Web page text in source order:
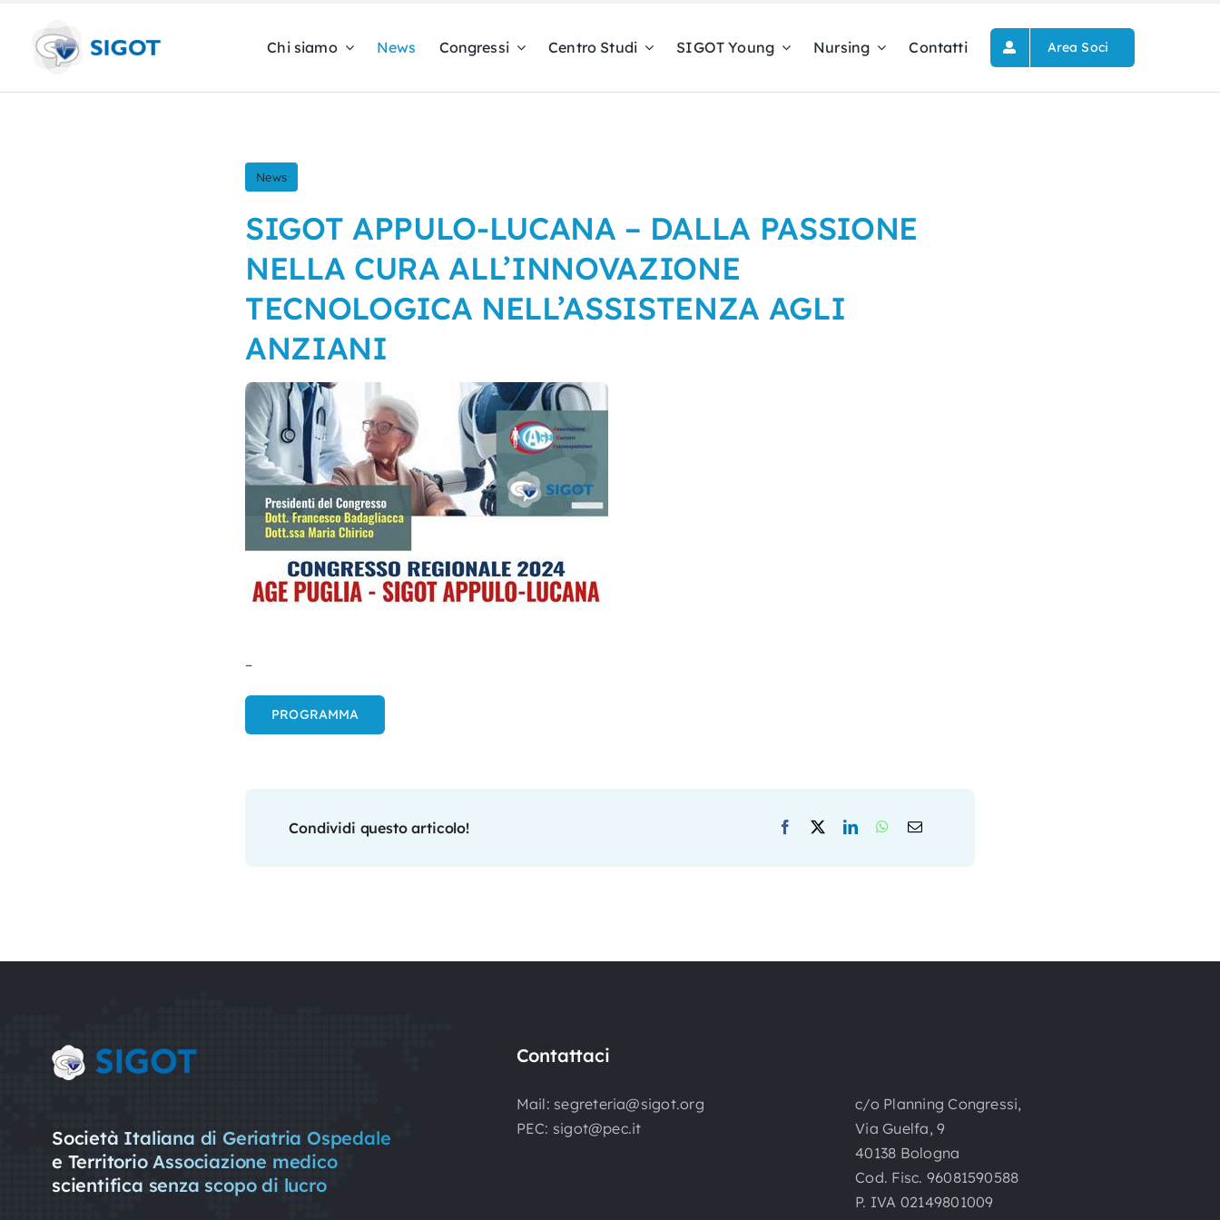
content
Chi siamo News Congressi Centro Studi SIGOT Young Nursing Contatti Area Soci
News
SIGOT APPULO-LUCANA – DALLA PASSIONE
NELLA CURA ALL’INNOVAZIONE
TECNOLOGICA NELL’ASSISTENZA AGLI
ANZIANI
–
PROGRAMMA
Condividi questo articolo!
Società Italiana di Geriatria Ospedale
e Territorio Associazione medico
scientifica senza scopo di lucro
Contattaci
Mail: segreteria@sigot.org
PEC: sigot@pec.it
c/o Planning Congressi,
Via Guelfa, 9
40138 Bologna
Cod. Fisc. 96081590588
P. IVA 02149801009